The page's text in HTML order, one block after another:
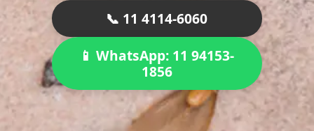
📞 11 4114-6060
📱 WhatsApp: 11 94153-
1856